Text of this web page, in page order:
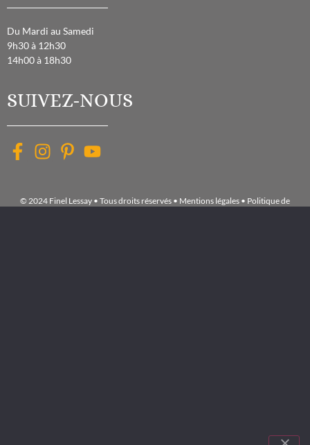
Du Mardi au Samedi
9h30 à 12h30
14h00 à 18h30
SUIVEZ-NOUS
© 2024 Finel Lessay • Tous droits réservés • Mentions légales • Politique de